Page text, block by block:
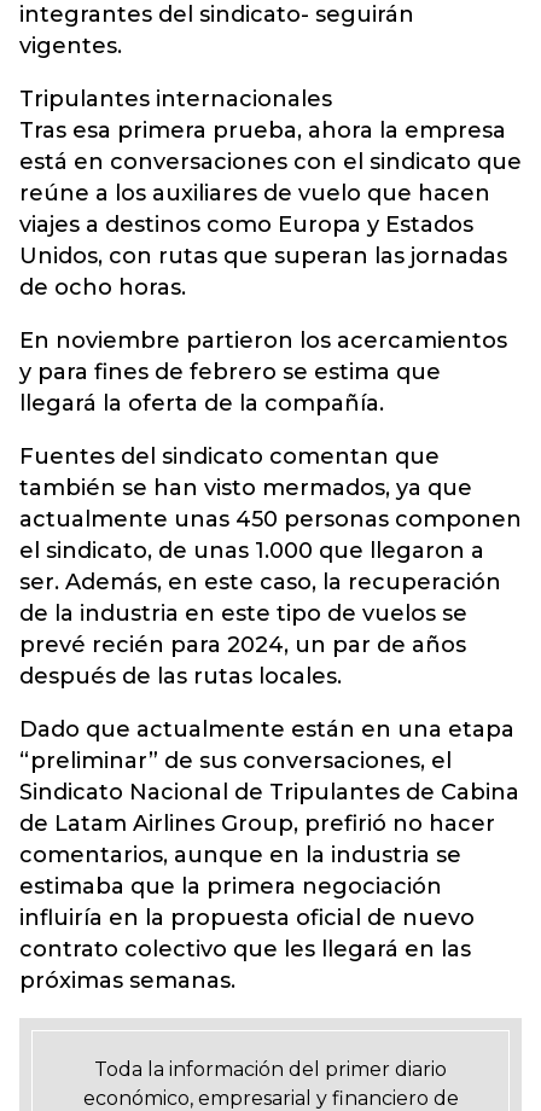
integrantes del sindicato- seguirán
vigentes.
Tripulantes internacionales
Tras esa primera prueba, ahora la empresa
está en conversaciones con el sindicato que
reúne a los auxiliares de vuelo que hacen
viajes a destinos como Europa y Estados
Unidos, con rutas que superan las jornadas
de ocho horas.
En noviembre partieron los acercamientos
y para fines de febrero se estima que
llegará la oferta de la compañía.
Fuentes del sindicato comentan que
también se han visto mermados, ya que
actualmente unas 450 personas componen
el sindicato, de unas 1.000 que llegaron a
ser. Además, en este caso, la recuperación
de la industria en este tipo de vuelos se
prevé recién para 2024, un par de años
después de las rutas locales.
Dado que actualmente están en una etapa
“preliminar” de sus conversaciones, el
Sindicato Nacional de Tripulantes de Cabina
de Latam Airlines Group, prefirió no hacer
comentarios, aunque en la industria se
estimaba que la primera negociación
influiría en la propuesta oficial de nuevo
contrato colectivo que les llegará en las
próximas semanas.
Toda la información del primer diario
económico, empresarial y financiero de